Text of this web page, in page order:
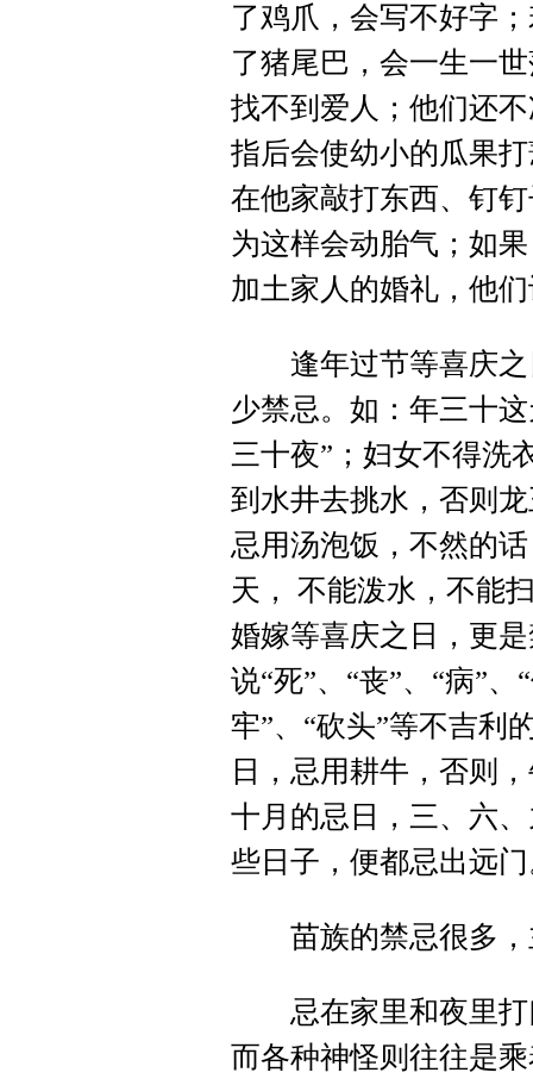
了鸡爪，会写不好字
了猪尾巴，会一生一
找不到爱人；他们还
指后会使幼小的瓜果
在他家敲打东西、钉
为这样会动胎气；如
加土家人的婚礼，他
逢年过节等喜庆之
少禁忌。如：年三十
三十夜”；妇女不得洗
到水井去挑水，否则
忌用汤泡饭，不然的
天， 不能泼水，不能
婚嫁等喜庆之日，更
说“死”、“丧”、“病”、
牢”、“砍头”等不吉利
日，忌用耕牛，否则
十月的忌日，三、六
些日子，便都忌出远
苗族的禁忌很多，
忌在家里和夜里打
而各种神怪则往往是